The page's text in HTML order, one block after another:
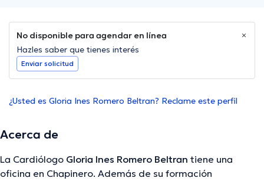
No disponible para agendar en línea
Hazles saber que tienes interés
Enviar solicitud
¿Usted es Gloria Ines Romero Beltran? Reclame este perfil
Acerca de
La Cardiólogo Gloria Ines Romero Beltran tiene una
oficina en Chapinero. Además de su formación